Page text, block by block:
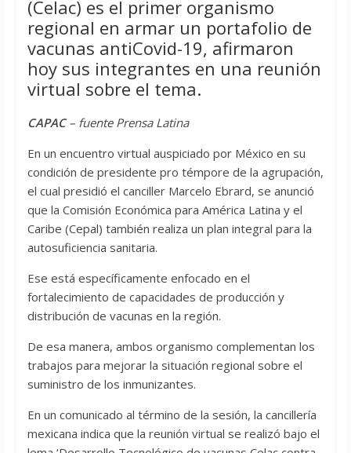
(Celac) es el primer organismo
regional en armar un portafolio de
vacunas antiCovid-19, afirmaron
hoy sus integrantes en una reunión
virtual sobre el tema.
CAPAC– fuente Prensa Latina
En un encuentro virtual auspiciado por México en su
condición de presidente pro témpore de la agrupación,
el cual presidió el canciller Marcelo Ebrard, se anunció
que la Comisión Económica para América Latina y el
Caribe (Cepal) también realiza un plan integral para la
autosuficiencia sanitaria.
Ese está específicamente enfocado en el
fortalecimiento de capacidades de producción y
distribución de vacunas en la región.
De esa manera, ambos organismo complementan los
trabajos para mejorar la situación regional sobre el
suministro de los inmunizantes.
En un comunicado al término de la sesión, la cancillería
mexicana indica que la reunión virtual se realizó bajo el